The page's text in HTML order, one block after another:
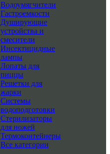
Водоумягчители
Гастроемкости
Душирующие
устройства и
смесители
Инсектицидные
лампы
Лопаты для
пиццы
Решетки для
жарки
Системы
водоподготовки
Стерилизаторы
для ножей
Термоконтейнеры
Все категории